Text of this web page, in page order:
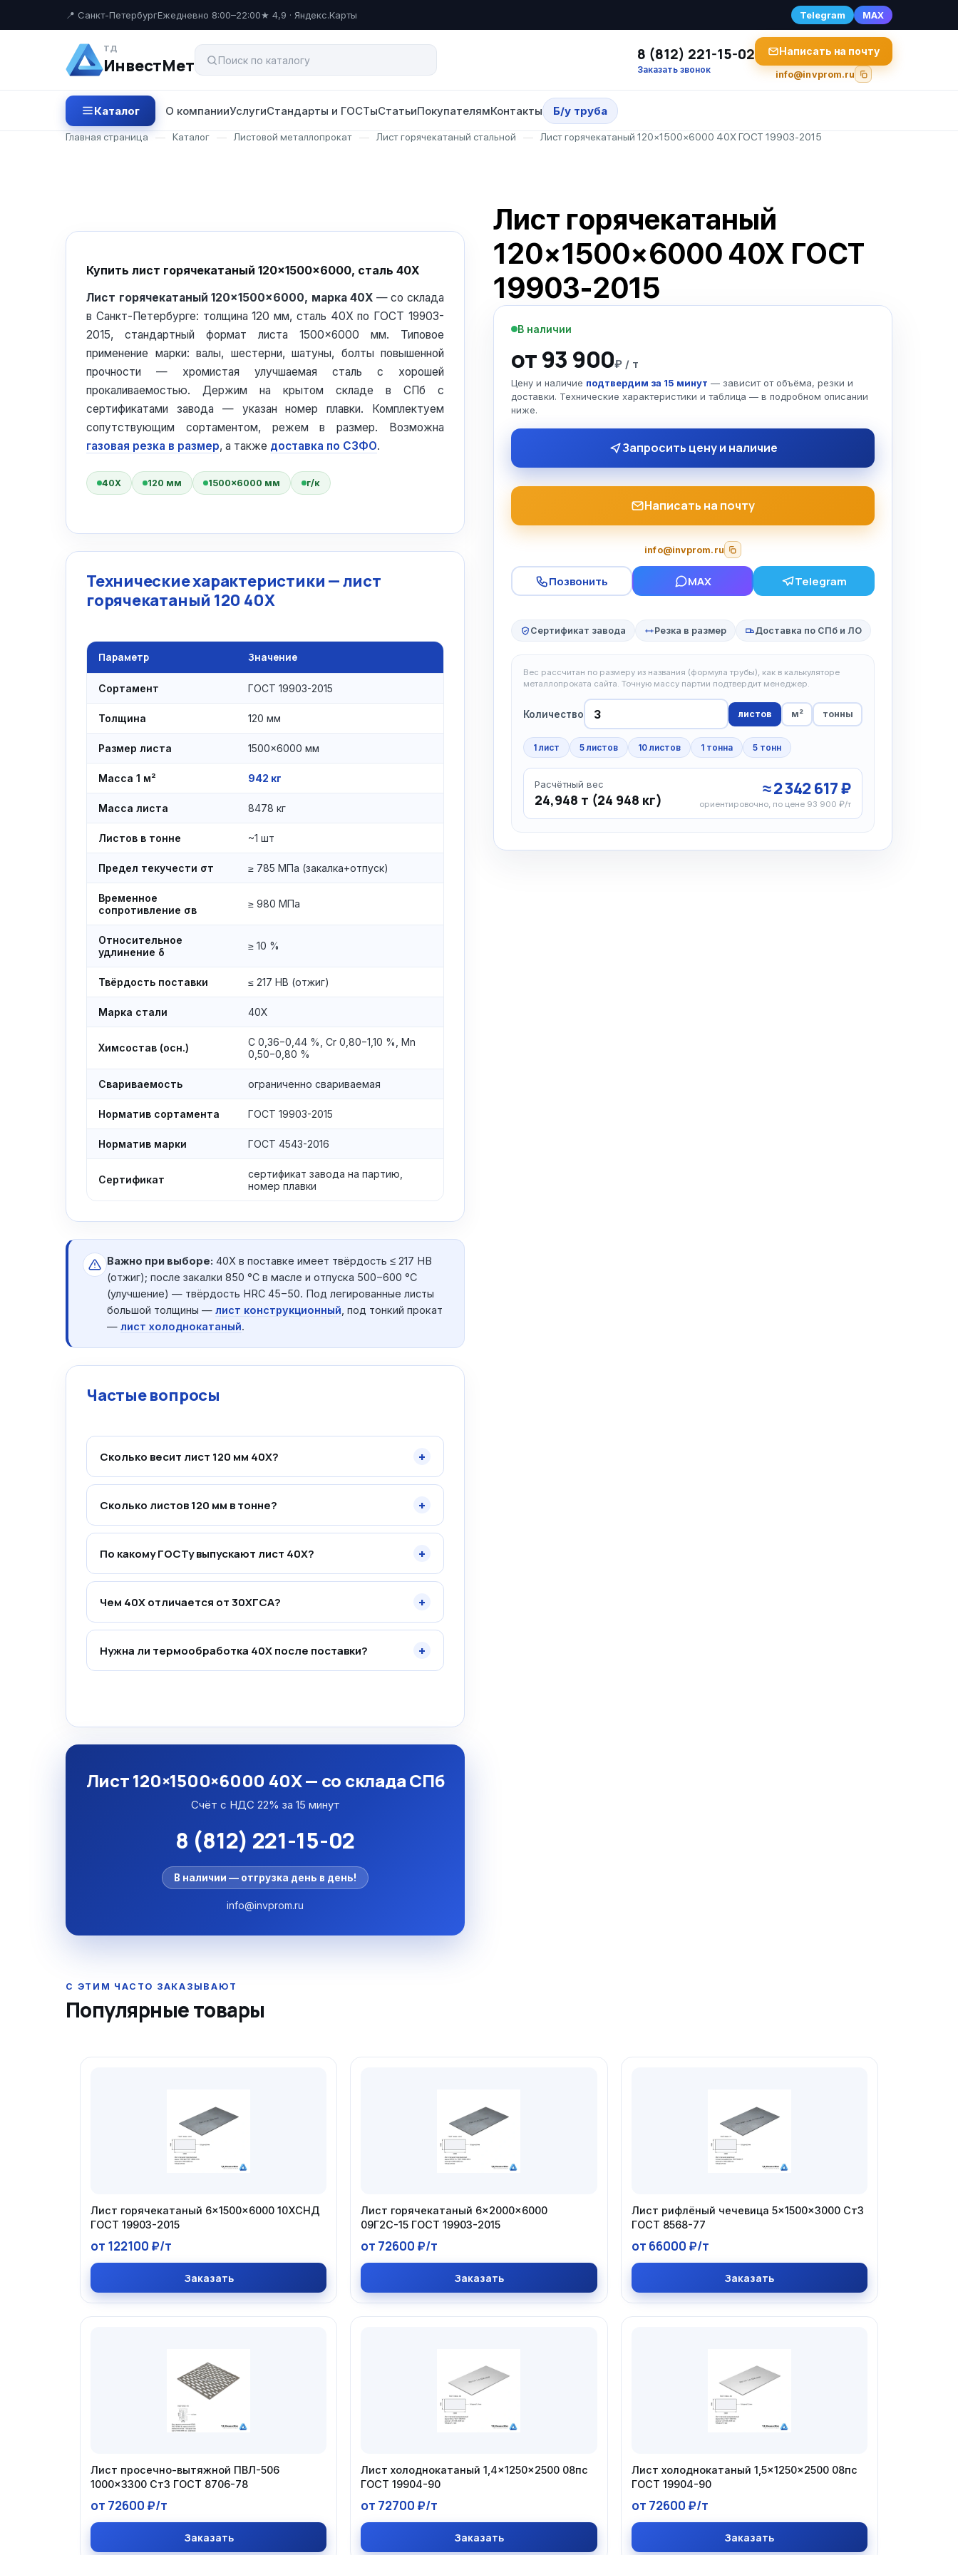
📍 Санкт-ПетербургЕжедневно 8:00–22:00★ 4,9 · Яндекс.Карты Telegram MAX
ТД
ИнвестМет
8 (812) 221-15-02
Заказать звонок
Написать на почту
info@invprom.ru
Каталог О компанииУслугиСтандарты и ГОСТыСтатьиПокупателямКонтакты Б/у труба
Главная страница — Каталог — Листовой металлопрокат — Лист горячекатаный стальной — Лист горячекатаный 120×1500×6000 40Х ГОСТ 19903-2015
Лист горячекатаный
120×1500×6000 40Х ГОСТ
19903-2015
В наличии
от 93 900₽ / т
Цену и наличие подтвердим за 15 минут — зависит от объёма, резки и
доставки. Технические характеристики и таблица — в подробном описании
ниже.
Запросить цену и наличие
Написать на почту
info@invprom.ru
Позвонить MAX Telegram
Сертификат завода Резка в размер Доставка по СПб и ЛО
Вес рассчитан по размеру из названия (формула трубы), как в калькуляторе
металлопроката сайта. Точную массу партии подтвердит менеджер.
Количество листов м² тонны
1 лист 5 листов 10 листов 1 тонна 5 тонн
Расчётный вес
24,948 т (24 948 кг)
≈ 2 342 617 ₽
ориентировочно, по цене 93 900 ₽/т
Купить лист горячекатаный 120×1500×6000, сталь 40Х
Лист горячекатаный 120×1500×6000, марка 40Х — со склада
в Санкт-Петербурге: толщина 120 мм, сталь 40Х по ГОСТ 19903-
2015, стандартный формат листа 1500×6000 мм. Типовое
применение марки: валы, шестерни, шатуны, болты повышенной
прочности — хромистая улучшаемая сталь с хорошей
прокаливаемостью. Держим на крытом складе в СПб с
сертификатами завода — указан номер плавки. Комплектуем
сопутствующим сортаментом, режем в размер. Возможна
газовая резка в размер, а также доставка по СЗФО.
40Х 120 мм 1500×6000 мм г/к
Технические характеристики — лист
горячекатаный 120 40Х
Параметр Значение
Сортамент ГОСТ 19903-2015
Толщина 120 мм
Размер листа 1500×6000 мм
Масса 1 м² 942 кг
Масса листа 8478 кг
Листов в тонне ~1 шт
Предел текучести σт ≥ 785 МПа (закалка+отпуск)
Временное
сопротивление σв
≥ 980 МПа
Относительное
удлинение δ
≥ 10 %
Твёрдость поставки ≤ 217 HB (отжиг)
Марка стали 40Х
Химсостав (осн.)
C 0,36−0,44 %, Cr 0,80−1,10 %, Mn
0,50−0,80 %
Свариваемость ограниченно свариваемая
Норматив сортамента ГОСТ 19903-2015
Норматив марки ГОСТ 4543-2016
Сертификат
сертификат завода на партию,
номер плавки
Важно при выборе: 40Х в поставке имеет твёрдость ≤ 217 HB
(отжиг); после закалки 850 °C в масле и отпуска 500−600 °C
(улучшение) — твёрдость HRC 45−50. Под легированные листы
большой толщины — лист конструкционный , под тонкий прокат
— лист холоднокатаный.
Частые вопросы
Сколько весит лист 120 мм 40Х? +
Сколько листов 120 мм в тонне? +
По какому ГОСТу выпускают лист 40Х? +
Чем 40Х отличается от 30ХГСА? +
Нужна ли термообработка 40Х после поставки? +
Лист 120×1500×6000 40Х — со склада СПб
Счёт с НДС 22% за 15 минут
8 (812) 221-15-02
В наличии — отгрузка день в день!
info@invprom.ru
Популярные товары
Лист горячекатаный 6×1500×6000 10ХСНД
ГОСТ 19903-2015
от 122100 ₽/т
Заказать
Лист горячекатаный 6×2000×6000
09Г2С-15 ГОСТ 19903-2015
от 72600 ₽/т
Заказать
Лист рифлёный чечевица 5×1500×3000 Ст3
ГОСТ 8568-77
от 66000 ₽/т
Заказать
Лист просечно-вытяжной ПВЛ-506
1000×3300 Ст3 ГОСТ 8706-78
от 72600 ₽/т
Заказать
Лист холоднокатаный 1,4×1250×2500 08пс
ГОСТ 19904-90
от 72700 ₽/т
Заказать
Лист холоднокатаный 1,5×1250×2500 08пс
ГОСТ 19904-90
от 72600 ₽/т
Заказать